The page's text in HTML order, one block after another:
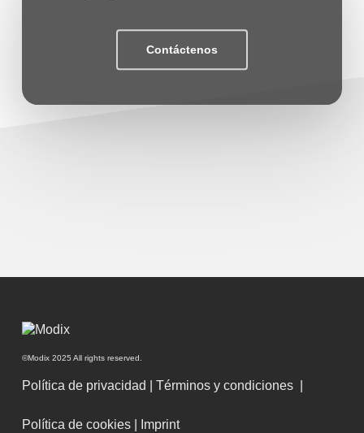
Contáctenos
©Modix 2025 All rights reserved.
Política de privacidad Términos y condiciones
Política de cookies| Imprint